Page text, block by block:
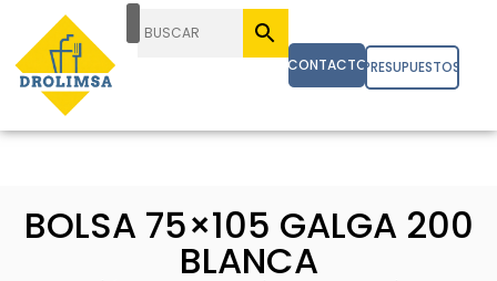
CONTACTOPRESUPUESTOS
BOLSA 75×105 GALGA 200
BLANCA